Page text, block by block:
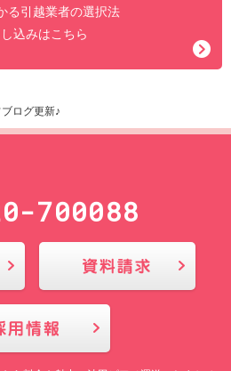
る引越業者の選択法
込みはこちら
ログ更新♪
700088